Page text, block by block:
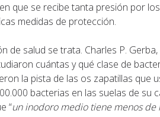
que se recibe tanta presión por
medidas de protección.
de salud se trata. Charles P.
cuántas y qué clase de
la pista de las os zapatillas
bacterias en las suelas de su
“un inodoro medio tiene menos de